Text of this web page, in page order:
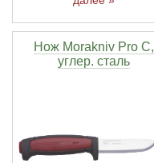
Нож Morakniv Pro C,
углер. сталь